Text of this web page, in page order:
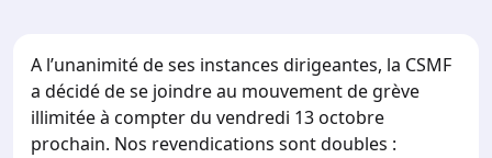
A l’unanimité de ses instances dirigeantes, la CSMF
a décidé de se joindre au mouvement de grève
illimitée à compter du vendredi 13 octobre
prochain. Nos revendications sont doubles :